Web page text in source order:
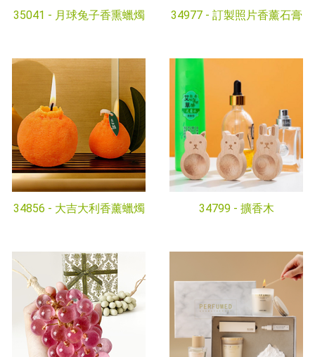
35041 - 月球兔子香熏蠟燭 34977 - 訂製照片香薰石膏
34856 - 大吉大利香薰蠟燭 34799 - 擴香木